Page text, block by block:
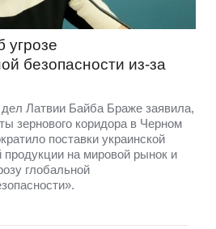
угрозе
безопасности из-за
Латвии Байба Браже заявила,
зернового коридора в Черном
поставки украинской
продукции на мировой рынок и
глобальной